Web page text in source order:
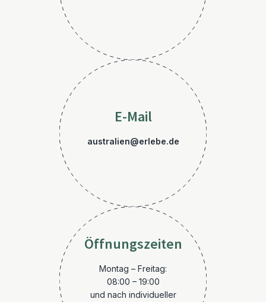
E-Mail
australien@erlebe.de
Öffnungszeiten
Montag – Freitag:
08:00 – 19:00
und nach individueller